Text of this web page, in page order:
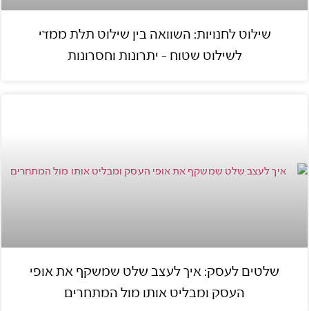
שילוט לחנויות: השוואה בין שילוט תלת ממדי
לשילוט שטוח – יתרונות וחסרונות
שלטים לעסק: איך לעצב שלט שמשקף את אופי
העסק ומבליט אותו מול המתחרים